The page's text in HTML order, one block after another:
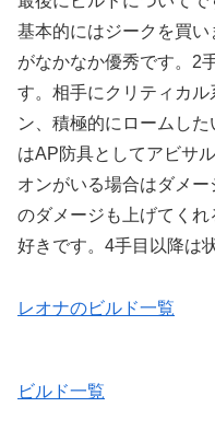
基本的にはジークを買
がなかなか優秀です。2
す。相手にクリティカ
ン、積極的にロームし
はAP防具としてアビサ
オンがいる場合はダメ
のダメージも上げてく
好きです。4手目以降は
レオナのビルド一覧
ビルド一覧